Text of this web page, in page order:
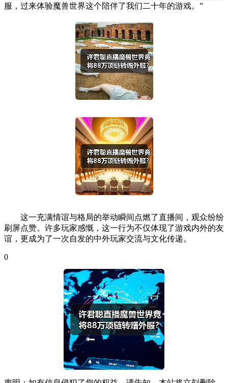
服，过来体验魔兽世界这个陪伴了我们二十年的游戏。”
这一充满情谊与格局的举动瞬间点燃了直播间，观众纷纷
刷屏点赞。许多玩家感慨，这一行为不仅体现了游戏内外的友
谊，更成为了一次自发的中外玩家交流与文化传递。
0